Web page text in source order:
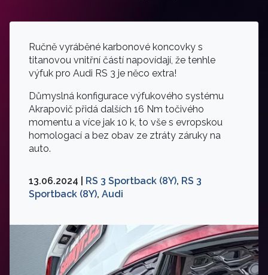
Ručně vyráběné karbonové koncovky s
titanovou vnitřní částí napovídají, že tenhle
výfuk pro Audi RS 3 je něco extra!
Důmyslná konfigurace výfukového systému
Akrapovič přidá dalších 16 Nm točivého
momentu a více jak 10 k, to vše s evropskou
homologací a bez obav ze ztráty záruky na
auto.
13.06.2024 | RS 3 Sportback (8Y), RS 3
Sportback (8Y), Audi